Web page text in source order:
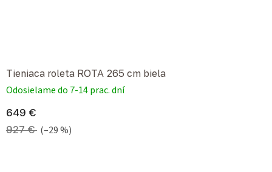
Tieniaca roleta ROTA 265 cm biela
Odosielame do 7-14 prac. dní
649 €
927 € (–29 %)